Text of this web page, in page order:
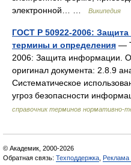
электронной… …
Википедия
ГОСТ Р 50922-2006:
термины и определения —
2006: Защита информации.
оригинал документа: 2.8.9
Систематическое
угроз безопасности
справочник терминов нормативно-
© Академик, 2000-2026
Обратная связь: Техподдержка Реклама